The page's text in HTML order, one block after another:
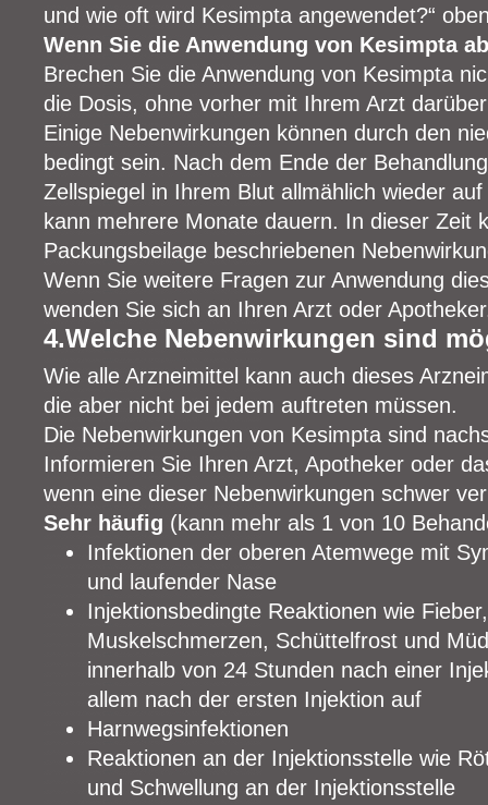
und wie oft wird Kesimpta angewendet?“
Wenn Sie die Anwendung von Kesimpta
Brechen Sie die Anwendung von Kesimpta
die Dosis, ohne vorher mit Ihrem Arzt
Einige Nebenwirkungen können durch den
bedingt sein. Nach dem Ende der
Zellspiegel in Ihrem Blut allmählich wieder
kann mehrere Monate dauern. In dieser Zeit
Packungsbeilage beschriebenen
Wenn Sie weitere Fragen zur Anwendung
wenden Sie sich an Ihren Arzt oder
4.Welche Nebenwirkungen sind
Wie alle Arzneimittel kann auch dieses
die aber nicht bei jedem auftreten müssen.
Die Nebenwirkungen von Kesimpta sind
Informieren Sie Ihren Arzt, Apotheker oder
wenn eine dieser Nebenwirkungen schwer
Sehr häufig (kann mehr als 1 von 10
Infektionen der oberen Atemwege mit
und laufender Nase
Injektionsbedingte Reaktionen wie
Muskelschmerzen, Schüttelfrost und
innerhalb von 24 Stunden nach einer
allem nach der ersten Injektion auf
Harnwegsinfektionen
Reaktionen an der Injektionsstelle wie
und Schwellung an der Injektionsstelle